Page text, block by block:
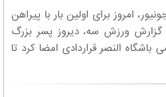
امروز برای اولین بار با پیراهن
به گزارش ورزش سه، دیروز پسر بزرگ
باشگاه النصر ‏قراردادی امضا کرد تا